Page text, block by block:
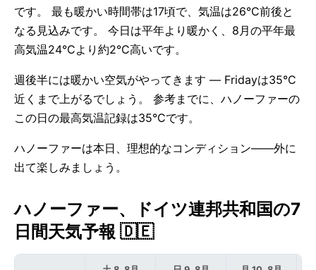
です。 最も暖かい時間帯は17頃で、気温は26°C前後と
なる見込みです。 今日は平年より暖かく、8月の平年最
高気温24°Cより約2°C高いです。
週後半には暖かい空気がやってきます — Fridayは35°C
近くまで上がるでしょう。 参考までに、ハノーファーの
この日の最高気温記録は35°Cです。
ハノーファーは本日、理想的なコンディション——外に
出て楽しみましょう。
ハノーファー、ドイツ連邦共和国の7
日間天気予報 🇩🇪